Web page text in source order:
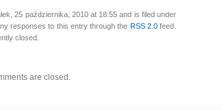
25 października, 2010 at 18:55 and is filed under
responses to this entry through the RSS 2.0feed.
closed.
are closed.